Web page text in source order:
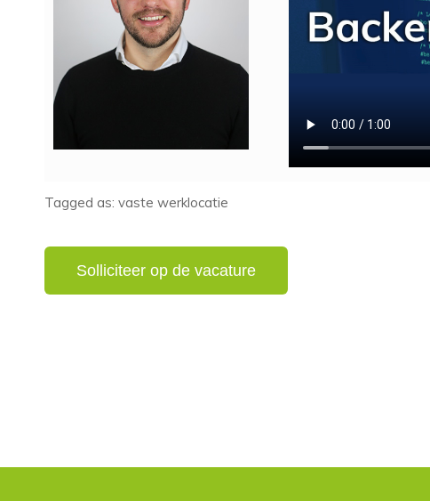
Tagged as: vaste werklocatie